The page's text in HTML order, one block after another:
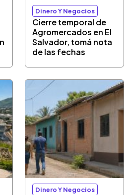
Dinero Y Negocios
Cierre temporal de
Agromercados en El
Salvador, tomá nota
de las fechas
Dinero Y Negocios